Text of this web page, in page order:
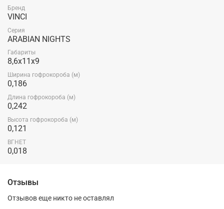
Бренд
VINCI
Серия
ARABIAN NIGHTS
Габариты
8,6x11x9
Ширина гофрокороба (м)
0,186
Длина гофрокороба (м)
0,242
Высота гофрокороба (м)
0,121
ВГНЕТ
0,018
Отзывы
Отзывов еще никто не оставлял